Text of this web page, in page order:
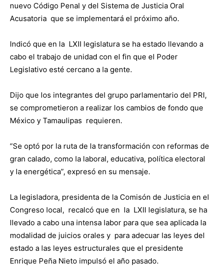
nuevo Código Penal y del Sistema de Justicia Oral
Acusatoria que se implementará el próximo año.
Indicó que en la LXII legislatura se ha estado llevando a
cabo el trabajo de unidad con el fin que el Poder
Legislativo esté cercano a la gente.
Dijo que los integrantes del grupo parlamentario del PRI,
se comprometieron a realizar los cambios de fondo que
México y Tamaulipas requieren.
“Se optó por la ruta de la transformación con reformas de
gran calado, como la laboral, educativa, política electoral
y la energética”, expresó en su mensaje.
La legisladora, presidenta de la Comisón de Justicia en el
Congreso local, recalcó que en la LXII legislatura, se ha
llevado a cabo una intensa labor para que sea aplicada la
modalidad de juicios orales y para adecuar las leyes del
estado a las leyes estructurales que el presidente
Enrique Peña Nieto impulsó el año pasado.